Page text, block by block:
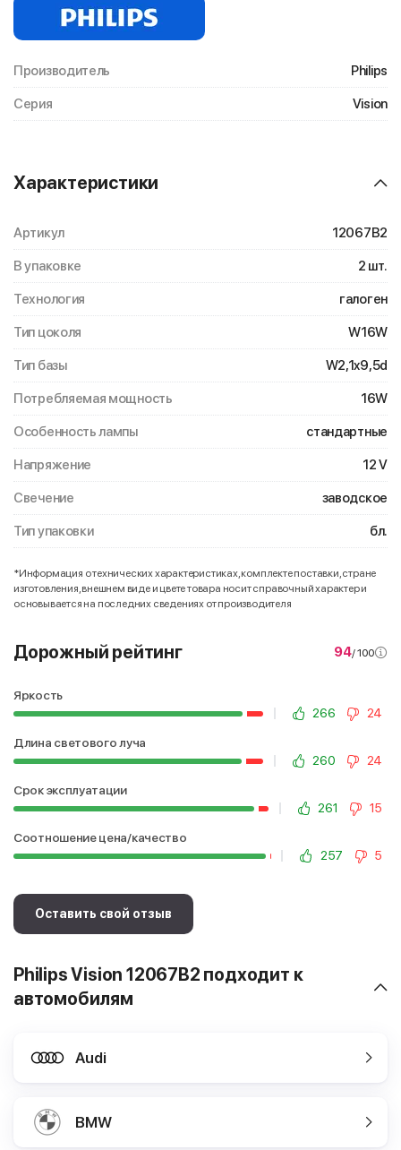
Производитель Philips
Серия Vision
Характеристики
Артикул 12067B2
В упаковке 2 шт.
Технология галоген
Тип цоколя W16W
Тип базы W2,1x9,5d
Потребляемая мощность 16W
Особенность лампы стандартные
Напряжение 12 V
Свечение заводское
Тип упаковки бл.
*Информация о технических характеристиках, комплекте поставки, стране
изготовления, внешнем виде и цвете товара носит справочный характер и
основывается на последних сведениях от производителя
Дорожный рейтинг 94/ 100
Яркость
266
24
Длина светового луча
260
24
Срок эксплуатации
261
15
Соотношение цена/качество
257
5
Оставить свой отзыв
Philips Vision 12067B2 подходит к
автомобилям
Audi
BMW